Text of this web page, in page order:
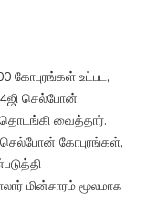
கோபுரங்கள் உட்பட,
செல்போன்
தொடங்கி வைத்தார்.
செல்போன் கோபுரங்கள்,
மின்சாரம் மூலமாக